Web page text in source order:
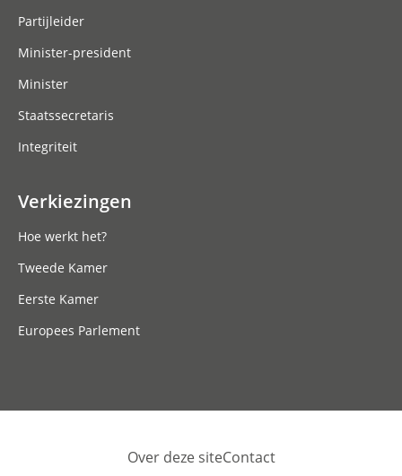
Partijleider
Minister-president
Minister
Staatssecretaris
Integriteit
Verkiezingen
Hoe werkt het?
Tweede Kamer
Eerste Kamer
Europees Parlement
Over deze siteContact